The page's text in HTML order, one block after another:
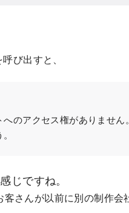
び出すと、
のアクセス権がありませ
じですね。
さんが以前に別の制作